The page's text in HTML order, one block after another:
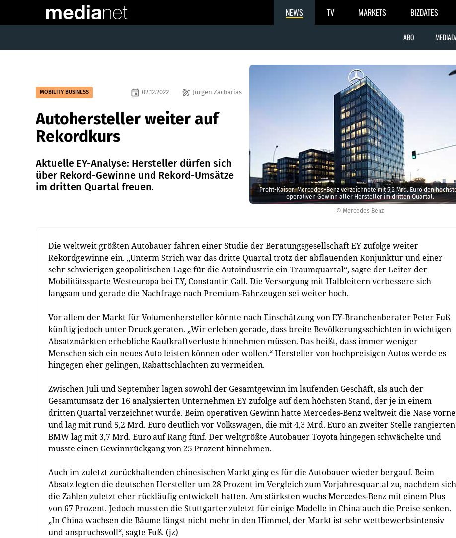
NEWS TV MARKETS BIZDATES
ABO
© Mercedes Benz
Profit-Kaiser: Mercedes-Benz verzeichnete mit 5,2 Mrd. Euro den
operativen Gewinn aller Hersteller im dritten Quartal.
MOBILITY BUSINESS draw Jürgen Zacharias
event 02.12.2022
Autohersteller weiter auf
Rekordkurs
Aktuelle EY-Analyse: Hersteller dürfen sich
über Rekord-Gewinne und Rekord-Umsätze
im dritten Quartal freuen.
Die weltweit größten Autobauer fahren einer Studie der Beratungsgesellschaft EY zufolge weiter
Rekordgewinne ein. „Unterm Strich war das dritte Quartal trotz der abflauenden Konjunktur und einer
sehr schwierigen geopolitischen Lage für die Autoindustrie ein Traumquartal“, sagte der Leiter der
Mobilitätssparte Westeuropa bei EY, Constantin Gall. Die Versorgung mit Halbleitern verbessere sich
langsam und gerade die Nachfrage nach Premium-Fahrzeugen sei weiter hoch.
Vor allem der Markt für Volumenhersteller könnte nach Einschätzung von EY-Branchenberater Peter Fuß
künftig jedoch unter Druck geraten. „Wir erleben gerade, dass breite Bevölkerungsschichten in wichtigen
Absatzmärkten erhebliche Kaufkraftverluste hinnehmen müssen. Das heißt, dass immer weniger
Menschen sich ein neues Auto leisten können oder wollen.“ Hersteller von hochpreisigen Autos werde es
hingegen eher gelingen, Rabattschlachten zu vermeiden.
Zwischen Juli und September lagen sowohl der Gesamtgewinn im laufenden Geschäft, als auch der
Gesamtumsatz der 16 analysierten Unternehmen EY zufolge auf dem höchsten Stand, der je in einem
dritten Quartal verzeichnet wurde. Beim operativen Gewinn hatte Mercedes-Benz weltweit die Nase vorne
und lag mit rund 5,2 Mrd. Euro deutlich vor Volkswagen, die mit 4,3 Mrd. Euro an zweiter Stelle rangierten.
BMW lag mit 3,7 Mrd. Euro auf Rang fünf. Der weltgrößte Autobauer Toyota hingegen schwächelte und
musste einen Gewinnrückgang von 25 Prozent hinnehmen.
Auch im zuletzt zurückhaltenden chinesischen Markt ging es für die Autobauer wieder bergauf. Beim
Absatz legten die deutschen Hersteller um 28 Prozent im Vergleich zum Vorjahresquartal zu, nachdem sich
die Zahlen zuletzt eher rückläufig entwickelt hatten. Am stärksten wuchs Mercedes-Benz mit einem Plus
von 67 Prozent. Jedoch mussten die Stuttgarter zuletzt für einige Modelle in China auch die Preise senken.
„In China wachsen die Bäume längst nicht mehr in den Himmel, der Markt ist sehr wettbewerbsintensiv
und anspruchsvoll“, sagte Fuß. (jz)